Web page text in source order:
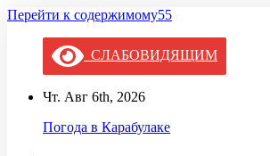
Перейти к содержимому55
СЛАБОВИДЯЩИМ
Чт. Авг 6th, 2026
Погода в Карабулаке